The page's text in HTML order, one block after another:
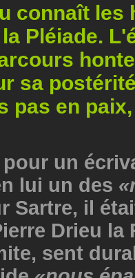
connaît les
Pléiade.
sa
pas en
un
lui un des
Sartre, il
Drieu la
sent